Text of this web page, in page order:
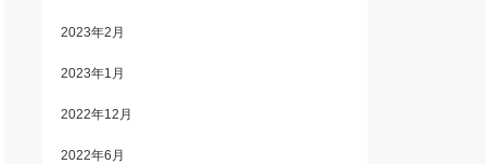
2023年2月
2023年1月
2022年12月
2022年6月